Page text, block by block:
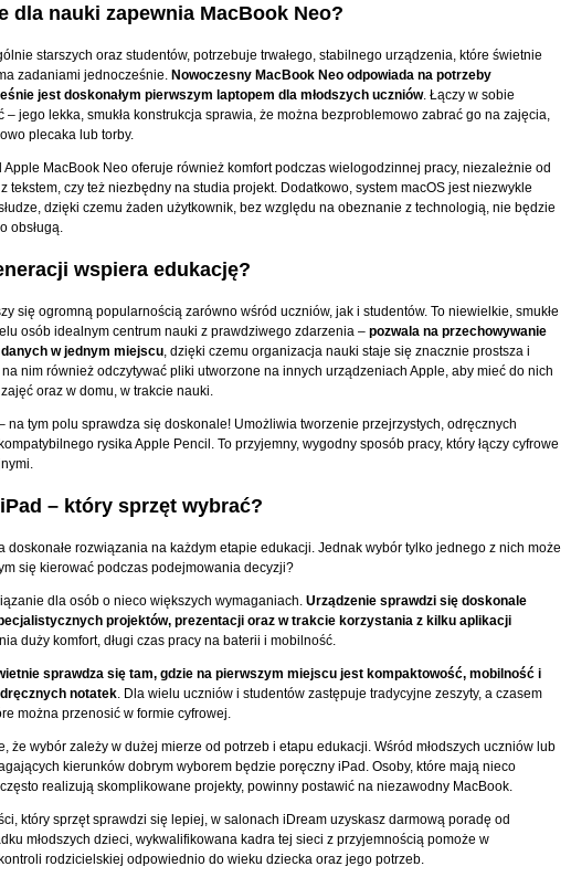
dla nauki zapewnia MacBook Neo?
starszych oraz studentów, potrzebuje trwałego, stabilnego urządzenia, które świetnie
zadaniami jednocześnie. Nowoczesny MacBook Neo odpowiada na potrzeby
jest doskonałym pierwszym laptopem dla młodszych uczniów. Łączy w sobie
– jego lekka, smukła konstrukcja sprawia, że można bezproblemowo zabrać go na zajęcia,
plecaka lub torby.
Apple MacBook Neo oferuje również komfort podczas wielogodzinnej pracy, niezależnie od
tekstem, czy też niezbędny na studia projekt. Dodatkowo, system macOS jest niezwykle
dzięki czemu żaden użytkownik, bez względu na obeznanie z technologią, nie będzie
obsługą.
wspiera edukację?
się ogromną popularnością zarówno wśród uczniów, jak i studentów. To niewielkie, smukłe
osób idealnym centrum nauki z prawdziwego zdarzenia – pozwala na przechowywanie
w jednym miejscu, dzięki czemu organizacja nauki staje się znacznie prostsza i
nim również odczytywać pliki utworzone na innych urządzeniach Apple, aby mieć do nich
oraz w domu, w trakcie nauki.
na tym polu sprawdza się doskonale! Umożliwia tworzenie przejrzystych, odręcznych
rysika Apple Pencil. To przyjemny, wygodny sposób pracy, który łączy cyfrowe
– który sprzęt wybrać?
doskonałe rozwiązania na każdym etapie edukacji. Jednak wybór tylko jednego z nich może
się kierować podczas podejmowania decyzji?
dla osób o nieco większych wymaganiach. Urządzenie sprawdzi się doskonale
projektów, prezentacji oraz w trakcie korzystania z kilku aplikacji
duży komfort, długi czas pracy na baterii i mobilność.
sprawdza się tam, gdzie na pierwszym miejscu jest kompaktowość, mobilność i
notatek. Dla wielu uczniów i studentów zastępuje tradycyjne zeszyty, a czasem
można przenosić w formie cyfrowej.
że wybór zależy w dużej mierze od potrzeb i etapu edukacji. Wśród młodszych uczniów lub
kierunków dobrym wyborem będzie poręczny iPad. Osoby, które mają nieco
realizują skomplikowane projekty, powinny postawić na niezawodny MacBook.
który sprzęt sprawdzi się lepiej, w salonach iDream uzyskasz darmową poradę od
młodszych dzieci, wykwalifikowana kadra tej sieci z przyjemnością pomoże w
rodzicielskiej odpowiednio do wieku dziecka oraz jego potrzeb.